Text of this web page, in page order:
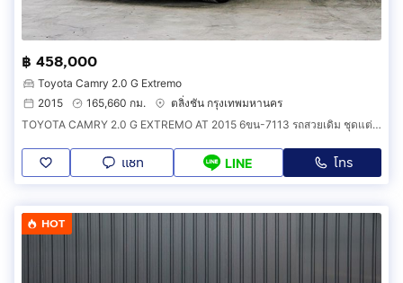
฿ 458,000
Toyota Camry 2.0 G Extremo
2015
165,660 กม.
ตลิ่งชัน กรุงเทพมหานคร
TOYOTA CAMRY 2.0 G EXTREMO AT 2015 6ขน-7113 รถสวยเดิม ชุดแต่งEXTREMO แท้จากโรงงาน พร้อมใช้งาน
แชท LINE โทร
HOT